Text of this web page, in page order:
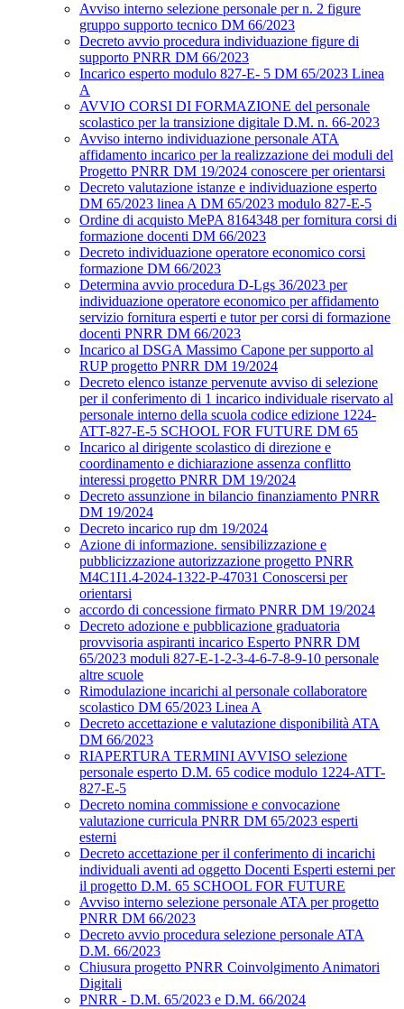
Avviso interno selezione personale per n. 2 figure
gruppo supporto tecnico DM 66/2023
Decreto avvio procedura individuazione figure di
supporto PNRR DM 66/2023
Incarico esperto modulo 827-E- 5 DM 65/2023 Linea
A
AVVIO CORSI DI FORMAZIONE del personale
scolastico per la transizione digitale D.M. n. 66-2023
Avviso interno individuazione personale ATA
affidamento incarico per la realizzazione dei moduli del
Progetto PNRR DM 19/2024 conoscere per orientarsi
Decreto valutazione istanze e individuazione esperto
DM 65/2023 linea A DM 65/2023 modulo 827-E-5
Ordine di acquisto MePA 8164348 per fornitura corsi di
formazione docenti DM 66/2023
Decreto individuazione operatore economico corsi
formazione DM 66/2023
Determina avvio procedura D-Lgs 36/2023 per
individuazione operatore economico per affidamento
servizio fornitura esperti e tutor per corsi di formazione
docenti PNRR DM 66/2023
Incarico al DSGA Massimo Capone per supporto al
RUP progetto PNRR DM 19/2024
Decreto elenco istanze pervenute avviso di selezione
per il conferimento di 1 incarico individuale riservato al
personale interno della scuola codice edizione 1224-
ATT-827-E-5 SCHOOL FOR FUTURE DM 65
Incarico al dirigente scolastico di direzione e
coordinamento e dichiarazione assenza conflitto
interessi progetto PNRR DM 19/2024
Decreto assunzione in bilancio finanziamento PNRR
DM 19/2024
Decreto incarico rup dm 19/2024
Azione di informazione. sensibilizzazione e
pubblicizzazione autorizzazione progetto PNRR
M4C1I1.4-2024-1322-P-47031 Conoscersi per
orientarsi
accordo di concessione firmato PNRR DM 19/2024
Decreto adozione e pubblicazione graduatoria
provvisoria aspiranti incarico Esperto PNRR DM
65/2023 moduli 827-E-1-2-3-4-6-7-8-9-10 personale
altre scuole
Rimodulazione incarichi al personale collaboratore
scolastico DM 65/2023 Linea A
Decreto accettazione e valutazione disponibilità ATA
DM 66/2023
RIAPERTURA TERMINI AVVISO selezione
personale esperto D.M. 65 codice modulo 1224-ATT-
827-E-5
Decreto nomina commissione e convocazione
valutazione curricula PNRR DM 65/2023 esperti
esterni
Decreto accettazione per il conferimento di incarichi
individuali aventi ad oggetto Docenti Esperti esterni per
il progetto D.M. 65 SCHOOL FOR FUTURE
Avviso interno selezione personale ATA per progetto
PNRR DM 66/2023
Decreto avvio procedura selezione personale ATA
D.M. 66/2023
Chiusura progetto PNRR Coinvolgimento Animatori
Digitali
PNRR - D.M. 65/2023 e D.M. 66/2024